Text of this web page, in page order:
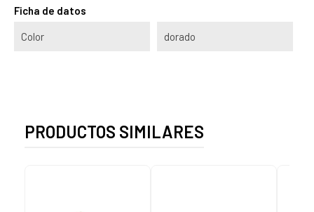
Ficha de datos
Color dorado
PRODUCTOS SIMILARES